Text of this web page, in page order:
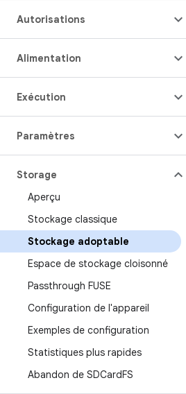
Autorisations
Alimentation
Exécution
Paramètres
Storage
Aperçu
Stockage classique
Stockage adoptable
Espace de stockage cloisonné
Passthrough FUSE
Configuration de l'appareil
Exemples de configuration
Statistiques plus rapides
Abandon de SDCardFS